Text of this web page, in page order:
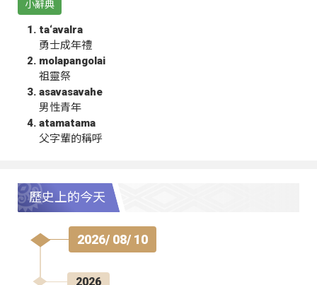
小辭典
ta‘avalra
勇士成年禮
molapangolai
祖靈祭
asavasavahe
男性青年
atamatama
父字輩的稱呼
歷史上的今天
2026/ 08/ 10
2026